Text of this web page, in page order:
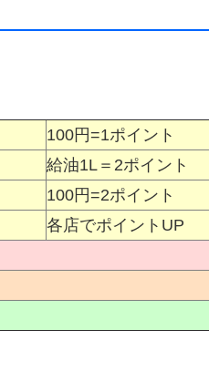
100円=1ポイント
給油1L＝2ポイント
100円=2ポイント
各店でポイントUP